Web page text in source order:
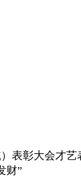
表彰大会才艺
财”